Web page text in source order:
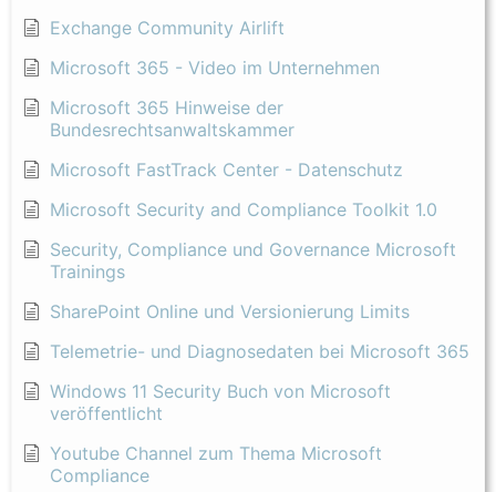
Exchange Community Airlift
Microsoft 365 - Video im Unternehmen
Microsoft 365 Hinweise der
Bundesrechtsanwaltskammer
Microsoft FastTrack Center - Datenschutz
Microsoft Security and Compliance Toolkit 1.0
Security, Compliance und Governance Microsoft
Trainings
SharePoint Online und Versionierung Limits
Telemetrie- und Diagnosedaten bei Microsoft 365
Windows 11 Security Buch von Microsoft
veröffentlicht
Youtube Channel zum Thema Microsoft
Compliance